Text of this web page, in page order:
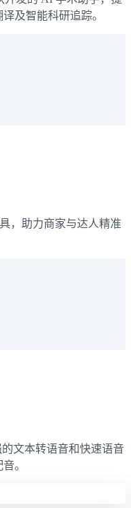
及智能科研追踪。
，助力商家与达人精准
文本转语音和快速语音
。